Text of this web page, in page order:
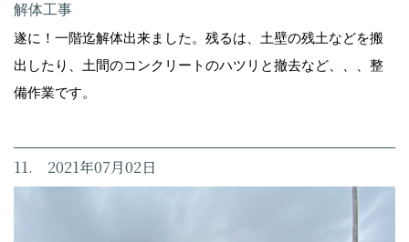
解体工事
遂に！一階迄解体出来ました。残るは、土壁の残土などを搬
出したり、土間のコンクリートのハツリと撤去など、、、整
備作業です。
11. 2021年07月02日